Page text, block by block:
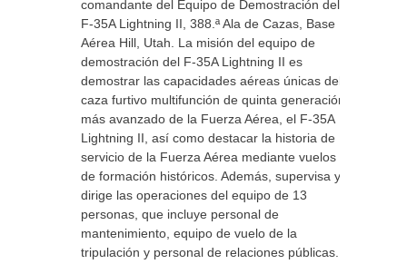
comandante del Equipo de Demostración del
F-35A Lightning II, 388.ª Ala de Cazas, Base
Aérea Hill, Utah. La misión del equipo de
demostración del F-35A Lightning II es
demostrar las capacidades aéreas únicas del
caza furtivo multifunción de quinta generación
más avanzado de la Fuerza Aérea, el F-35A
Lightning II, así como destacar la historia de
servicio de la Fuerza Aérea mediante vuelos
de formación históricos. Además, supervisa y
dirige las operaciones del equipo de 13
personas, que incluye personal de
mantenimiento, equipo de vuelo de la
tripulación y personal de relaciones públicas.